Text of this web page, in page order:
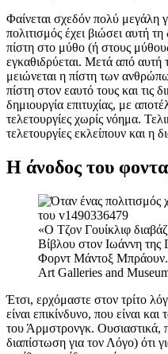
Φαίνεται σχεδόν πολύ μεγάλη
πολιτισμός έχει βιώσει αυτή
πίστη στο μύθο (ή στους
εγκαθιδρύεται. Μετά από αυτή
μειώνεται η πίστη των
πίστη στον εαυτό τους και τις
δημιουργία επιτυχίας, με
τελετουργίες χωρίς νόημα.
τελετουργίες εκλείπουν και η
Η άνοδος του
«Ο Τζον Γουίκλιφ
Βίβλου στον Ιωάννη
Φορντ Μάντοξ
Art Galleries and
Έτσι, ερχόμαστε στον τρίτο
είναι επικίνδυνο, που είναι
του Άρμστρονγκ. Ουσιαστικά,
διαπίστωση για τον Λόγο) ότι